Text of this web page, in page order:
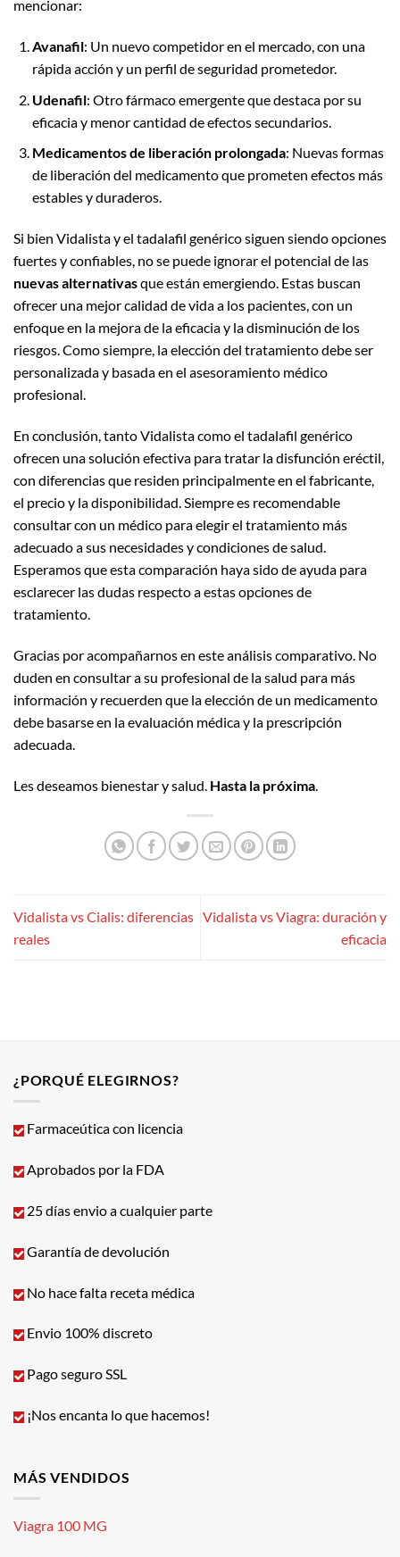
mencionar:
Avanafil: Un nuevo competidor en el mercado, con una
rápida acción y un perfil de seguridad prometedor.
Udenafil: Otro fármaco emergente que destaca por su
eficacia y menor cantidad de efectos secundarios.
Medicamentos de liberación prolongada: Nuevas formas
de liberación del medicamento que prometen efectos más
estables y duraderos.
Si bien Vidalista y el tadalafil genérico siguen siendo opciones
fuertes y confiables, no se puede ignorar el potencial de las
nuevas alternativasque están emergiendo. Estas buscan
ofrecer una mejor calidad de vida a los pacientes, con un
enfoque en la mejora de la eficacia y la disminución de los
riesgos. Como siempre, la elección del tratamiento debe ser
personalizada y basada en el asesoramiento médico
profesional.
En conclusión, tanto Vidalista como el tadalafil genérico
ofrecen una solución efectiva para tratar la disfunción eréctil,
con diferencias que residen principalmente en el fabricante,
el precio y la disponibilidad. Siempre es recomendable
consultar con un médico para elegir el tratamiento más
adecuado a sus necesidades y condiciones de salud.
Esperamos que esta comparación haya sido de ayuda para
esclarecer las dudas respecto a estas opciones de
tratamiento.
Gracias por acompañarnos en este análisis comparativo. No
duden en consultar a su profesional de la salud para más
información y recuerden que la elección de un medicamento
debe basarse en la evaluación médica y la prescripción
adecuada.
Les deseamos bienestar y salud. Hasta la próxima
Vidalista vs Cialis: diferencias
reales
Vidalista vs Viagra: duración y
eficacia
¿PORQUÉ ELEGIRNOS?
Farmaceútica con licencia
Aprobados por la FDA
25 días envio a cualquier parte
Garantía de devolución
No hace falta receta médica
Envio 100% discreto
Pago seguro SSL
¡Nos encanta lo que hacemos!
MÁS VENDIDOS
Viagra 100 MG